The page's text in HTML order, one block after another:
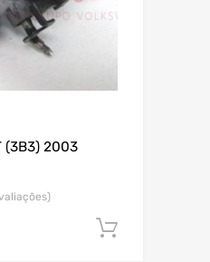
(3B3) 2003